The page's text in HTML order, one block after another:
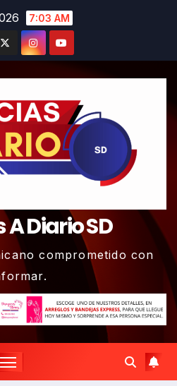
7:03 AM
Diario SD
comprometido con